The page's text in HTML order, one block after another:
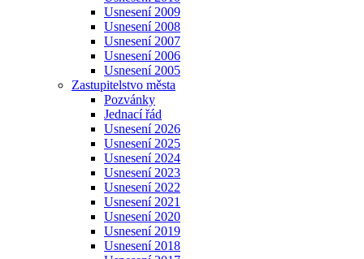
Usnesení 2009
Usnesení 2008
Usnesení 2007
Usnesení 2006
Usnesení 2005
Zastupitelstvo města
Pozvánky
Jednací řád
Usnesení 2026
Usnesení 2025
Usnesení 2024
Usnesení 2023
Usnesení 2022
Usnesení 2021
Usnesení 2020
Usnesení 2019
Usnesení 2018